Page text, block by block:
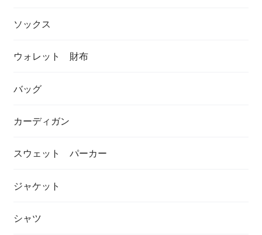
ソックス
ウォレット 財布
バッグ
カーディガン
スウェット パーカー
ジャケット
シャツ